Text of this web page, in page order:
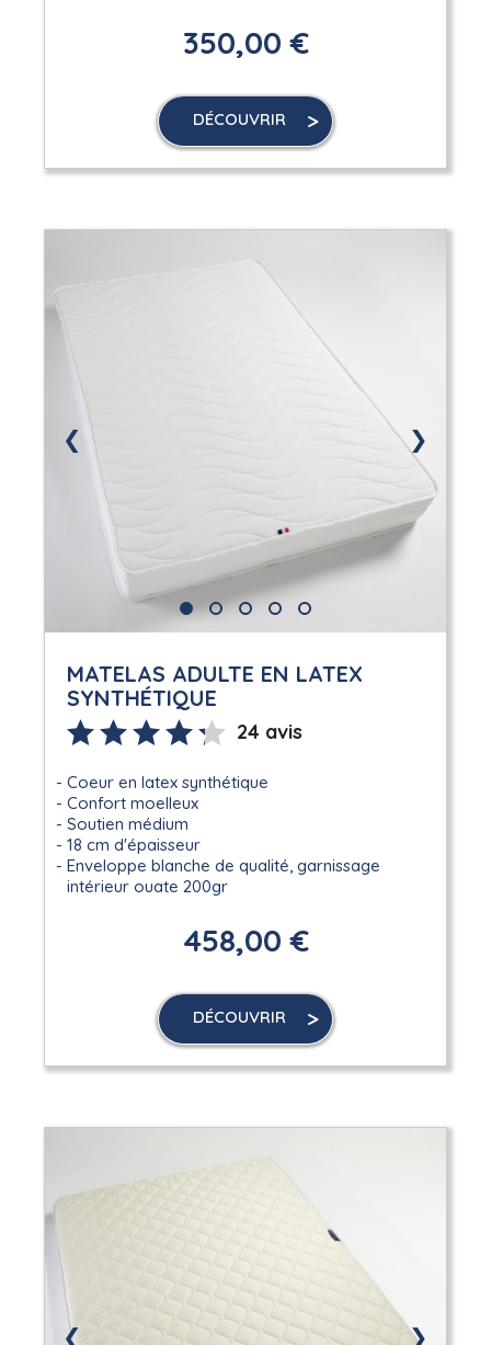
350,00 €
DÉCOUVRIR
❮ ❯
MATELAS ADULTE EN LATEX
SYNTHÉTIQUE
24 avis
Coeur en latex synthétique
Confort moelleux
Soutien médium
18 cm d'épaisseur
Enveloppe blanche de qualité, garnissage
intérieur ouate 200gr
458,00 €
DÉCOUVRIR
❮ ❯